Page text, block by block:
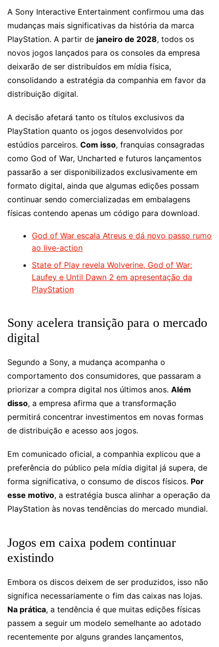
A Sony Interactive Entertainment confirmou uma das
mudanças mais significativas da história da marca
PlayStation. A partir de janeiro de 2028, todos os
novos jogos lançados para os consoles da empresa
deixarão de ser distribuídos em mídia física,
consolidando a estratégia da companhia em favor da
distribuição digital.
A decisão afetará tanto os títulos exclusivos da
PlayStation quanto os jogos desenvolvidos por
estúdios parceiros. Com isso, franquias consagradas
como God of War, Uncharted e futuros lançamentos
passarão a ser disponibilizados exclusivamente em
formato digital, ainda que algumas edições possam
continuar sendo comercializadas em embalagens
físicas contendo apenas um código para download.
God of War escala Atreus e dá novo passo rumo
ao live-action
State of Play revela Wolverine, God of War:
Laufey e Until Dawn 2 em apresentação da
PlayStation
Sony acelera transição para o mercado
digital
Segundo a Sony, a mudança acompanha o
comportamento dos consumidores, que passaram a
priorizar a compra digital nos últimos anos. Além
disso, a empresa afirma que a transformação
permitirá concentrar investimentos em novas formas
de distribuição e acesso aos jogos.
Em comunicado oficial, a companhia explicou que a
preferência do público pela mídia digital já supera, de
forma significativa, o consumo de discos físicos. Por
esse motivo, a estratégia busca alinhar a operação da
PlayStation às novas tendências do mercado mundial.
Jogos em caixa podem continuar
existindo
Embora os discos deixem de ser produzidos, isso não
significa necessariamente o fim das caixas nas lojas.
Na prática, a tendência é que muitas edições físicas
passem a seguir um modelo semelhante ao adotado
recentemente por alguns grandes lançamentos,